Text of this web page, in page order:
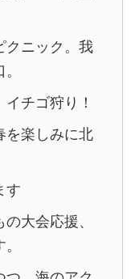
クニック。我
チゴ狩り！
を楽しみに北
す
大会応援、